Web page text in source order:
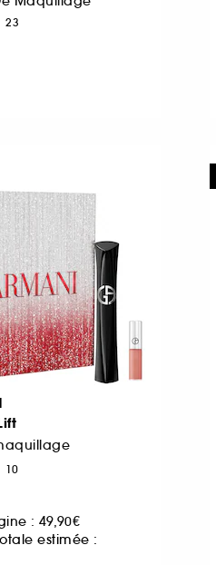
23
10
: 49,90€
estimée :